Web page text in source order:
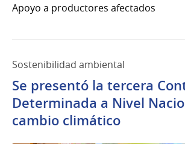
Apoyo a productores afectados
Sostenibilidad ambiental
Se presentó la tercera
Determinada a Nivel
cambio climático